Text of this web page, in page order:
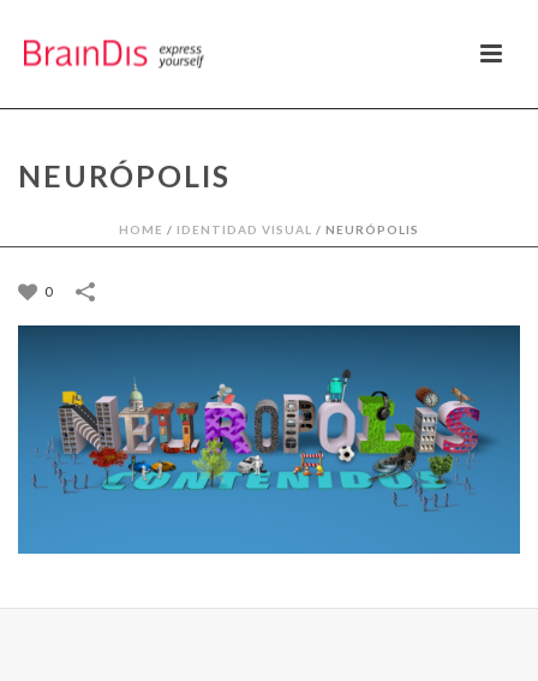
NEURÓPOLIS
HOME / IDENTIDAD VISUAL / NEURÓPOLIS
0